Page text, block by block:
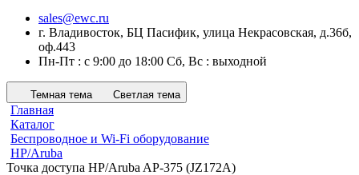
sales@ewc.ru
г. Владивосток, БЦ Пасифик, улица Некрасовская, д.36б,
оф.443
Пн-Пт : с 9:00 до 18:00 Сб, Вс : выходной
Темная тема Светлая тема
Главная
Каталог
Беспроводное и Wi-Fi оборудование
HP/Aruba
Точка доступа HP/Aruba AP-375 (JZ172A)